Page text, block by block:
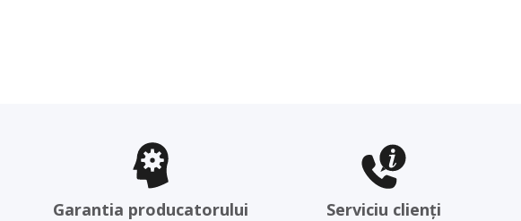
Garantia producatorului Serviciu clienți